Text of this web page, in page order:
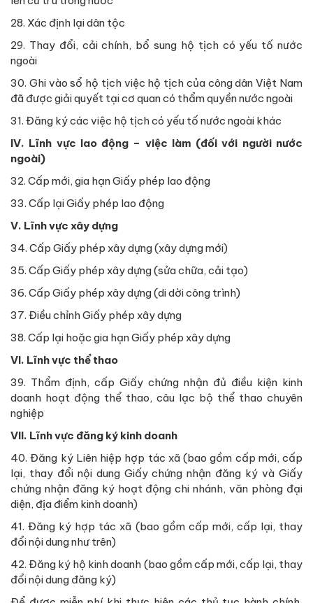
28. Xác định lại dân tộc
29. Thay đổi, cải chính, bổ sung hộ tịch có yếu tố nước
ngoài
30. Ghi vào sổ hộ tịch việc hộ tịch của công dân Việt Nam
đã được giải quyết tại cơ quan có thẩm quyền nước ngoài
31. Đăng ký các việc hộ tịch có yếu tố nước ngoài khác
IV. Lĩnh vực lao động – việc làm (đối với người nước
ngoài)
32. Cấp mới, gia hạn Giấy phép lao động
33. Cấp lại Giấy phép lao động
V. Lĩnh vực xây dựng
34. Cấp Giấy phép xây dựng (xây dựng mới)
35. Cấp Giấy phép xây dựng (sửa chữa, cải tạo)
36. Cấp Giấy phép xây dựng (di dời công trình)
37. Điều chỉnh Giấy phép xây dựng
38. Cấp lại hoặc gia hạn Giấy phép xây dựng
VI. Lĩnh vực thể thao
39. Thẩm định, cấp Giấy chứng nhận đủ điều kiện kinh
doanh hoạt động thể thao, câu lạc bộ thể thao chuyên
nghiệp
VII. Lĩnh vực đăng ký kinh doanh
40. Đăng ký Liên hiệp hợp tác xã (bao gồm cấp mới, cấp
lại, thay đổi nội dung Giấy chứng nhận đăng ký và Giấy
chứng nhận đăng ký hoạt động chi nhánh, văn phòng đại
diện, địa điểm kinh doanh)
41. Đăng ký hợp tác xã (bao gồm cấp mới, cấp lại, thay
đổi nội dung như trên)
42. Đăng ký hộ kinh doanh (bao gồm cấp mới, cấp lại, thay
đổi nội dung đăng ký)